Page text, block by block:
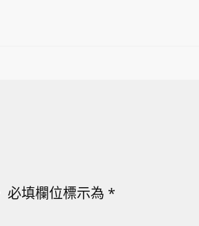
必填欄位標示為 *